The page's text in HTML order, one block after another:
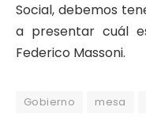
Social, debemos
a presentar cuál
Federico Massoni.
Gobierno mesa